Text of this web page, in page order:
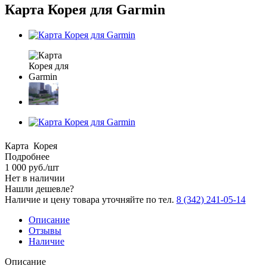
Карта Корея для Garmin
Карта Корея
Подробнее
1 000 руб./шт
Нет в наличии
Нашли дешевле?
Наличие и цену товара уточняйте по тел. 8 (342) 241-05-14
Описание
Отзывы
Наличие
Описание